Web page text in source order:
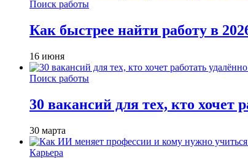
Поиск работы
Как быстрее найти работу в
16 июня
Поиск работы
30 вакансий для тех, кто хочет
30 марта
Карьера